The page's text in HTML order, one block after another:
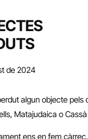
de 2024
algun objecte pels
Matajudaica o
ens en fem